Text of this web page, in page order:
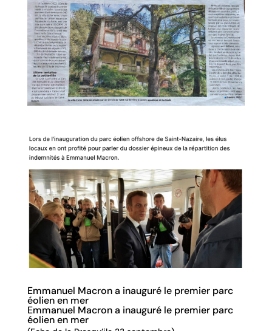
Emmanuel Macron a inauguré le premier parc
éolien en mer
Emmanuel Macron a inauguré le premier parc
éolien en mer